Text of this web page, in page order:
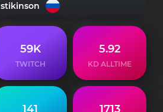
stikinson
59K
TWITCH
5.92
KD ALLTIME
141 1713